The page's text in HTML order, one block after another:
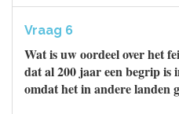
Vraag 6
Wat is uw oordeel over het
dat al 200 jaar een begrip
omdat het in andere landen